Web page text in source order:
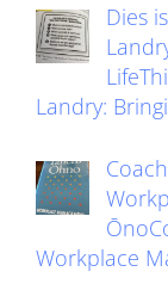
Dies
Landry:
Workplace